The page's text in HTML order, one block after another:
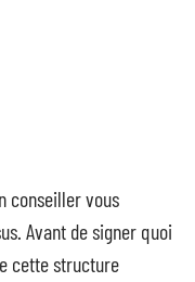
conseiller vous
Avant de signer quoi
cette structure